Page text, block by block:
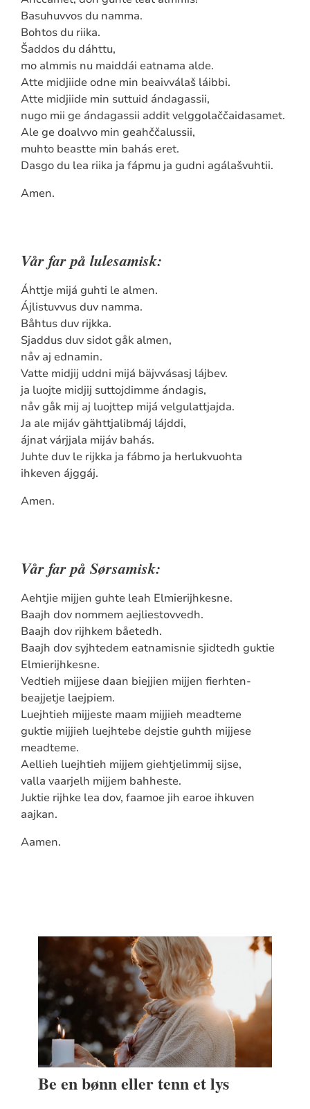
Basuhuvvos du namma.
Bohtos du riika.
Šaddos du dáhttu,
mo almmis nu maiddái eatnama alde.
Atte midjiide odne min beaivválaš láibbi.
Atte midjiide min suttuid ándagassii,
nugo mii ge ándagassii addit velggolaččaidasamet.
Ale ge doalvvo min geahččalussii,
muhto beastte min bahás eret.
Dasgo du lea riika ja fápmu ja gudni agálašvuhtii.
Amen.
Vår far på lulesamisk:
Áhttje mijá guhti le almen.
Ájlistuvvus duv namma.
Båhtus duv rijkka.
Sjaddus duv sidot gåk almen,
nåv aj ednamin.
Vatte midjij uddni mijá bäjvvásasj lájbev.
ja luojte midjij suttojdimme ándagis,
nåv gåk mij aj luojttep mijá velgulattjajda.
Ja ale mijáv gähttjalibmáj lájddi,
ájnat várjjala mijáv bahás.
Juhte duv le rijkka ja fábmo ja herlukvuohta
ihkeven ájggáj.
Amen.
Vår far på Sørsamisk:
Aehtjie mijjen guhte leah Elmierijhkesne.
Baajh dov nommem aejliestovvedh.
Baajh dov rijhkem båetedh.
Baajh dov syjhtedem eatnamisnie sjidtedh guktie
Elmierijhkesne.
Vedtieh mijjese daan biejjien mijjen fierhten-
beajjetje laejpiem.
Luejhtieh mijjeste maam mijjieh meadteme
guktie mijjieh luejhtebe dejstie guhth mijjese
meadteme.
Aellieh luejhtieh mijjem giehtjelimmij sijse,
valla vaarjelh mijjem bahheste.
Juktie rijhke lea dov, faamoe jih earoe ihkuven
aajkan.
Aamen.
Be en bønn eller tenn et lys